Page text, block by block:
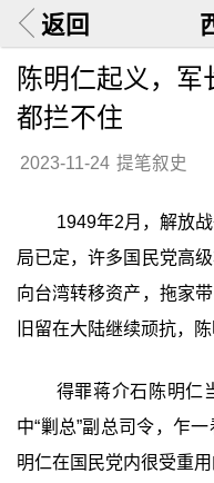
返回
陈明仁起义，军
都拦不住
2023-11-24 提笔叙史
1949年2月，解放
局已定，许多国民党高
向台湾转移资产，拖家
旧留在大陆继续顽抗，
得罪蒋介石陈明仁
中“剿总”副总司令，乍
明仁在国民党内很受重